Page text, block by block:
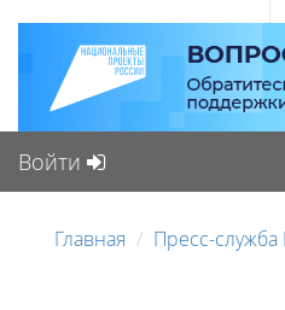
Войти
Главная Пресс-